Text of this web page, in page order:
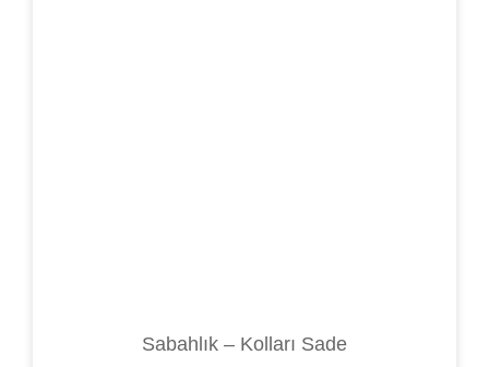
Sabahlık – Kolları Sade